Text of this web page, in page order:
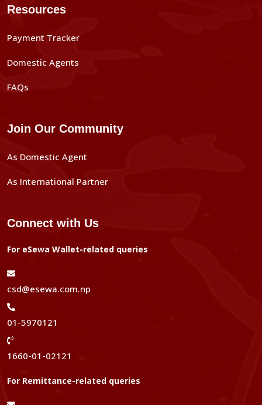
Resources
Payment Tracker
Domestic Agents
FAQs
Join Our Community
As Domestic Agent
As International Partner
Connect with Us
For eSewa Wallet-related queries
csd@esewa.com.np
01-5970121
1660-01-02121
For Remittance-related queries